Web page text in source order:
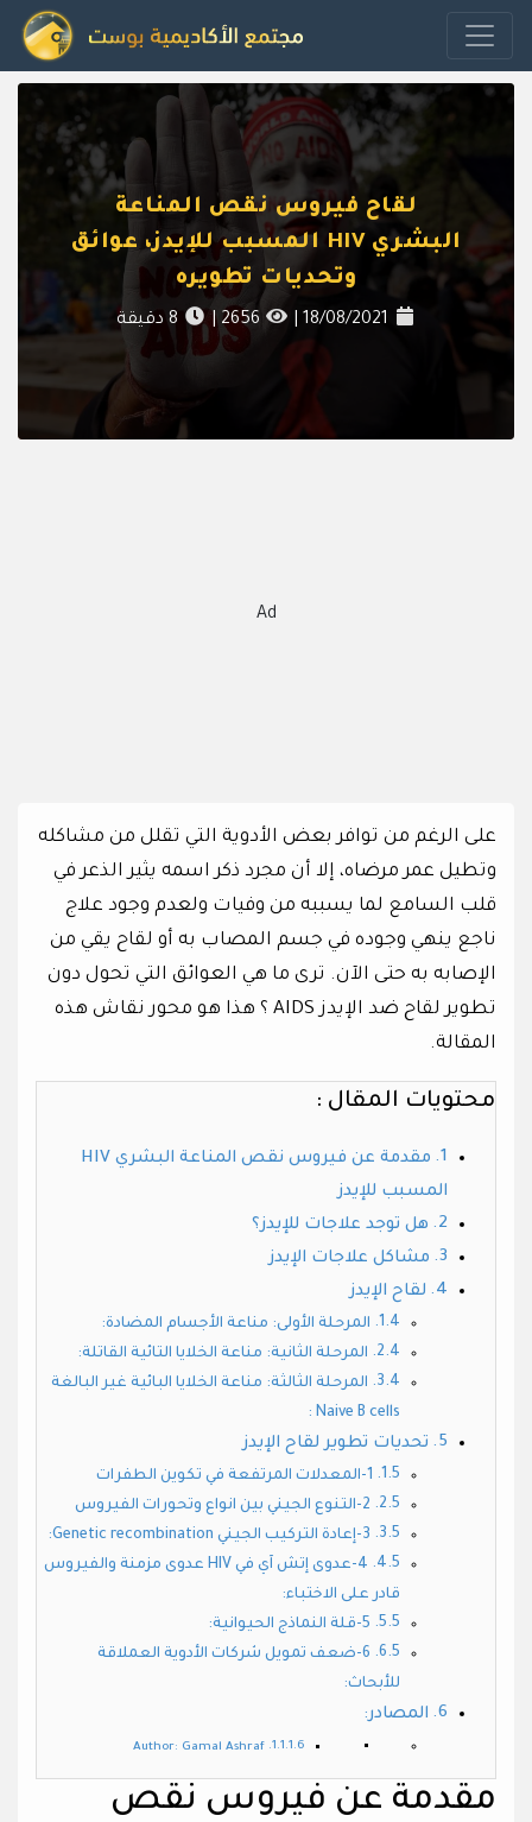
لقاح فيروس نقص المناعة
البشري HIV المسبب للإيدز، عوائق
وتحديات تطويره
18/08/2021
|
8 دقيقة
Ad
على الرغم من توافر بعض الأدوية التي تقلل من مشاكله
وتطيل عمر مرضاه، إلا أن مجرد ذكر اسمه يثير الذعر في
قلب السامع لما يسببه من وفيات ولعدم وجود علاج
ناجع ينهي وجوده في جسم المصاب به أو لقاح يقي من
الإصابه به حتى الآن. ترى ما هي العوائق التي تحول دون
تطوير لقاح ضد الإيدز AIDS ؟ هذا هو محور نقاش هذه
المقالة.
محتويات المقال :
مقدمة عن فيروس نقص المناعة البشري HIV
المسبب للإيدز
هل توجد علاجات للإيدز؟
مشاكل علاجات الإيدز
لقاح الإيدز
المرحلة الأولى: مناعة الأجسام المضادة:
المرحلة الثانية: مناعة الخلايا التائية القاتلة:
المرحلة الثالثة: مناعة الخلايا البائية غير البالغة
Naive B cells :
تحديات تطوير لقاح الإيدز
1-المعدلات المرتفعة في تكوين الطفرات
2-التنوع الجيني بين انواع وتحورات الفيروس
3-إعادة التركيب الجيني Genetic recombination:
4-عدوى إتش آي في HIV عدوى مزمنة والفيروس
قادر على الاختباء:
5-قلة النماذج الحيوانية:
6-ضعف تمويل شركات الأدوية العملاقة
للأبحاث:
المصادر:
Author: Gamal Ashraf
مقدمة عن فيروس نقص